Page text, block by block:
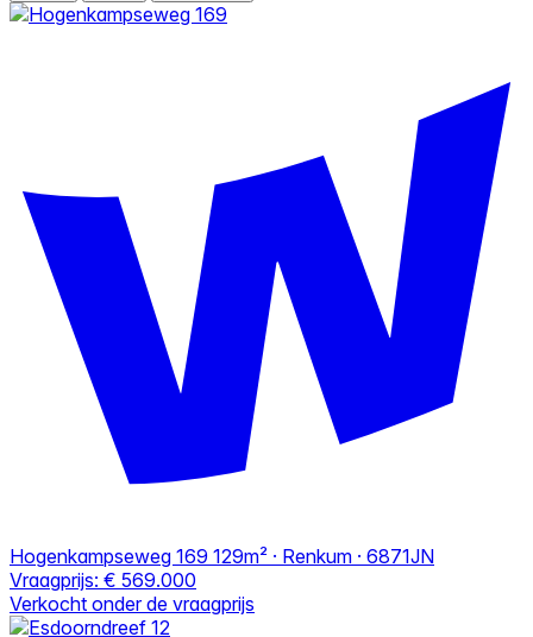
Hogenkampseweg 169 129m² · Renkum · 6871JN
Vraagprijs: € 569.000
Verkocht onder de vraagprijs